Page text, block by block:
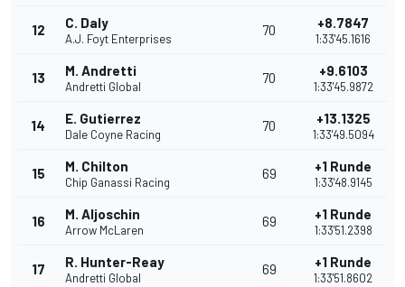
12 C. Daly
A.J. Foyt Enterprises
70 +8.7847
1:33'45.1616
13 M. Andretti
Andretti Global
70 +9.6103
1:33'45.9872
14 E. Gutierrez
Dale Coyne Racing
70 +13.1325
1:33'49.5094
15 M. Chilton
Chip Ganassi Racing
69 +1 Runde
1:33'48.9145
16 M. Aljoschin
Arrow McLaren
69 +1 Runde
1:33'51.2398
17 R. Hunter-Reay
Andretti Global
69 +1 Runde
1:33'51.8602